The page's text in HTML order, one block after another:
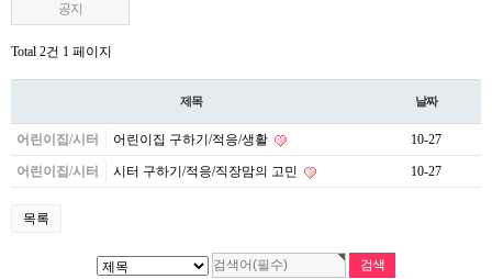
공지
Total 2건 1 페이지
제목 날짜
어린이집/시터 어린이집 구하기/적응/생활 10-27
어린이집/시터 시터 구하기/적응/직장맘의 고민 10-27
목록